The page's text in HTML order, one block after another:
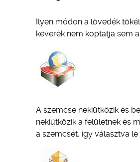
Ilyen módon a lövedék
keverék nem koptatja sem
A szemcse nekiütközik és
nekiütközik a felületnek és
a szemcsét, így választva